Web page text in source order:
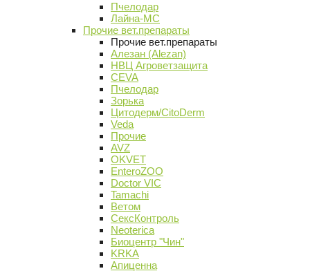
Пчелодар
Лайна-МС
Прочие вет.препараты
Прочие вет.препараты
Алезан (Alezan)
НВЦ Агроветзащита
CEVA
Пчелодар
Зорька
Цитодерм/CitoDerm
Veda
Прочие
AVZ
OKVET
EnteroZOO
Doctor VIC
Tamachi
Ветом
СексКонтроль
Neoterica
Биоцентр "Чин"
KRKA
Апиценна